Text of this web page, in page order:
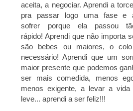
aceita, a negociar. Aprendi a
pra passar logo uma fase e
sofrer porque ela passou
rápido! Aprendi que não importa
são bebes ou maiores, o
necessário! Aprendi que um
maior presente que podemos
ser mais comedida, menos
menos exigente, a levar a
leve... aprendi a ser feliz!!!